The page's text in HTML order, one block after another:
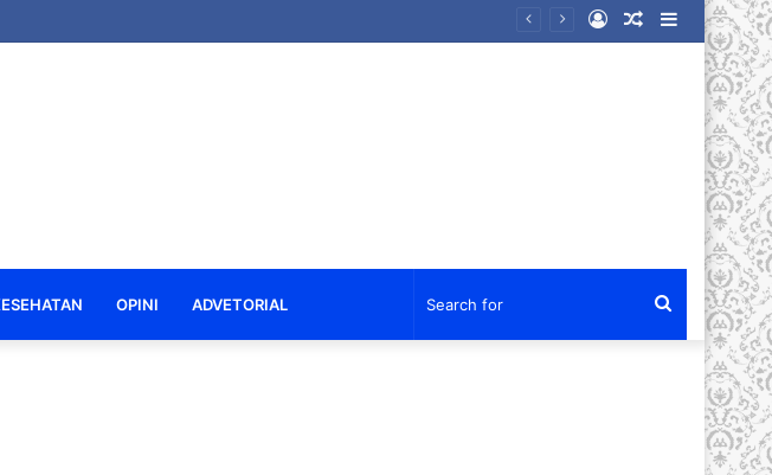
Bersatu: Nostalgia, Tawa, dan Kenangan dalam Reuni Akbar Sidebar
Random
Log
OPINI ADVETORIAL Search